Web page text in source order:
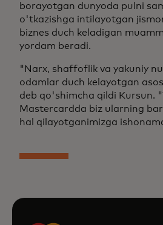
borayotgan dunyoda pulni
o'tkazishga intilayotgan
biznes duch keladigan
yordam beradi.
"Narx, shaffoflik va yakuniy
odamlar duch kelayotgan
deb qo'shimcha qildi Kursun.
Mastercardda biz ularning
hal qilayotganimizga